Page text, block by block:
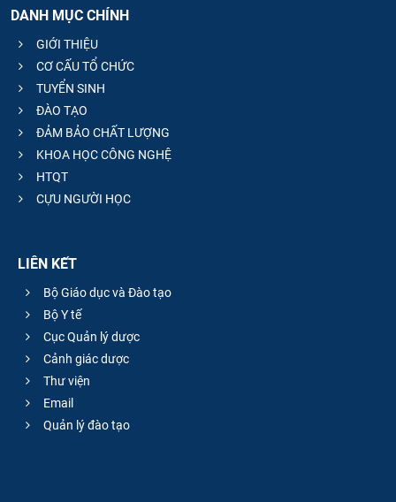
DANH MỤC CHÍNH
GIỚI THIỆU
CƠ CẤU TỔ CHỨC
TUYỂN SINH
ĐÀO TẠO
ĐẢM BẢO CHẤT LƯỢNG
KHOA HỌC CÔNG NGHỆ
HTQT
CỰU NGƯỜI HỌC
LIÊN KẾT
Bộ Giáo dục và Đào tạo
Bộ Y tế
Cục Quản lý dược
Cảnh giác dược
Thư viện
Email
Quản lý đào tạo